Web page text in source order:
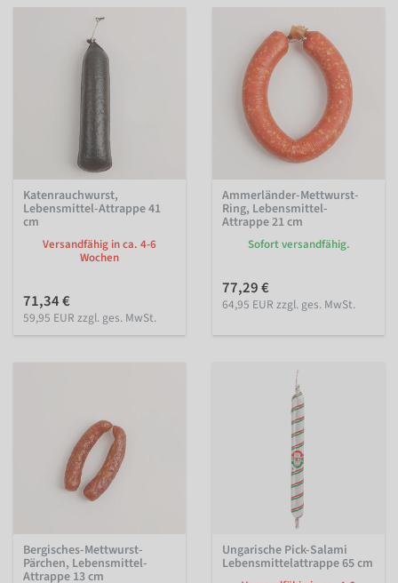
Katenrauchwurst,
Lebensmittel-Attrappe 41
cm
Versandfähig in ca. 4-6
Wochen
71,34 €
59,95 EUR zzgl. ges. MwSt.
Ammerländer-Mettwurst-
Ring, Lebensmittel-
Attrappe 21 cm
Sofort versandfähig.
77,29 €
64,95 EUR zzgl. ges. MwSt.
Bergisches-Mettwurst-
Pärchen, Lebensmittel-
Attrappe 13 cm
Ungarische Pick-Salami
Lebensmittelattrappe 65 cm